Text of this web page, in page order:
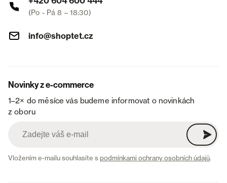
(Po - Pá 8 – 18:30)
info@shoptet.cz
Novinky z e-commerce
1–2× do měsíce vás budeme informovat o novinkách
z oboru
Vložením e-mailu souhlasíte spodmínkami ochrany osobních údajů.